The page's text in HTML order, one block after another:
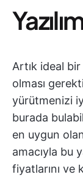
Artık ideal bir
olması
yürütmenizi
burada
en uygun
amacıyla bu
fiyatlarını ve